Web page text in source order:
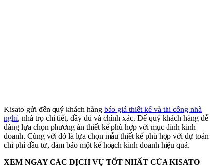
Kisato gửi đến quý khách hàng báo giá thiết kế và thi công nhà
nghỉ, nhà trọ chi tiết, đầy đủ và chính xác. Để quý khách hàng dễ
dàng lựa chọn phương án thiết kế phù hợp với mục đính kinh
doanh. Cùng với đó là lựa chọn mẫu thiết kế phù hợp với dự toán
chi phí đầu tư, đảm bảo một kế hoạch kinh doanh hiệu quả.
XEM NGAY CÁC DỊCH VỤ TỐT NHẤT CỦA KISATO